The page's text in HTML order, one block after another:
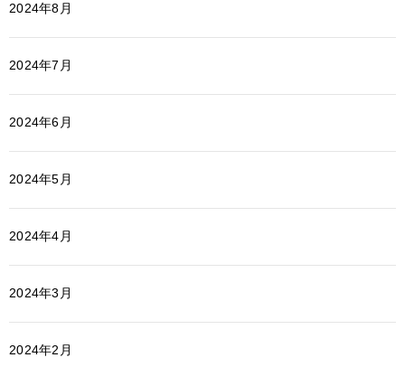
2024年8月
2024年7月
2024年6月
2024年5月
2024年4月
2024年3月
2024年2月